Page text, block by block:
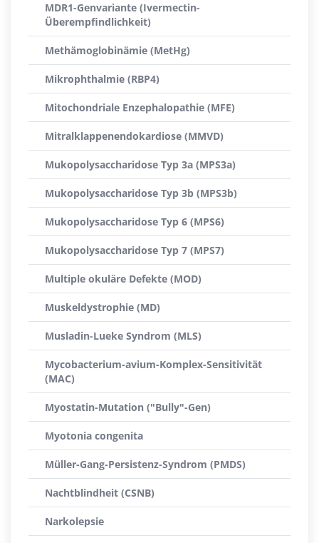
MDR1-Genvariante (Ivermectin-
Überempfindlichkeit)
Methämoglobinämie (MetHg)
Mikrophthalmie (RBP4)
Mitochondriale Enzephalopathie (MFE)
Mitralklappenendokardiose (MMVD)
Mukopolysaccharidose Typ 3a (MPS3a)
Mukopolysaccharidose Typ 3b (MPS3b)
Mukopolysaccharidose Typ 6 (MPS6)
Mukopolysaccharidose Typ 7 (MPS7)
Multiple okuläre Defekte (MOD)
Muskeldystrophie (MD)
Musladin-Lueke Syndrom (MLS)
Mycobacterium-avium-Komplex-Sensitivität
(MAC)
Myostatin-Mutation ("Bully"-Gen)
Myotonia congenita
Müller-Gang-Persistenz-Syndrom (PMDS)
Nachtblindheit (CSNB)
Narkolepsie